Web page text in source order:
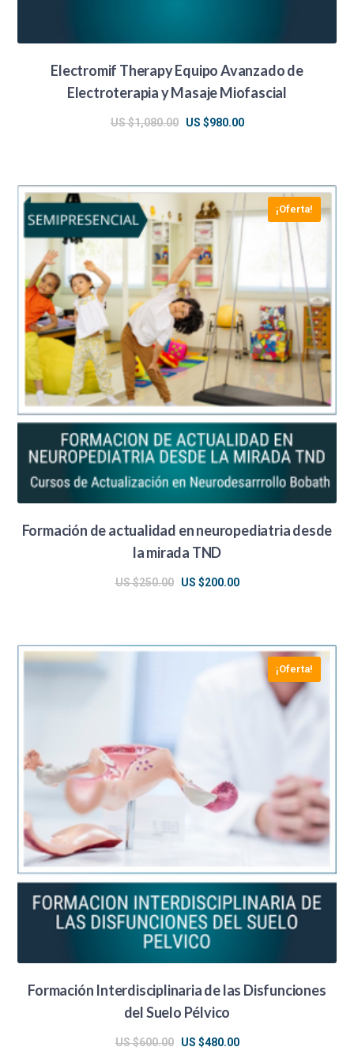
Electromif Therapy Equipo Avanzado de
Electroterapia y Masaje Miofascial
US $1,080.00
El
era:
US
$1,080.00.
US $980.00El
es:
US
$980.00.
¡Oferta!
Formación de actualidad en neuropediatria desde
la mirada TND
US $250.00
El
era:
US $200.00El
es:
$200.00.
¡Oferta!
Formación Interdisciplinaria de las Disfunciones
del Suelo Pélvico
US $600.00
El
US $480.00El